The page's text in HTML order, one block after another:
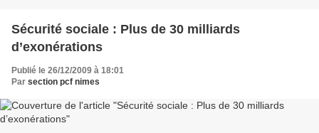
Sécurité sociale : Plus de 30 milliards
d’exonérations
Publié le 26/12/2009 à 18:01
Par section pcf nimes